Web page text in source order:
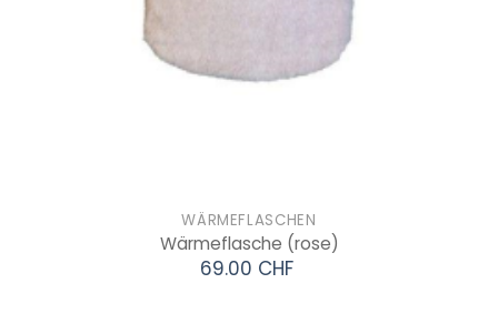
WÄRMEFLASCHEN
Wärmeflasche (rose)
69.00 CHF